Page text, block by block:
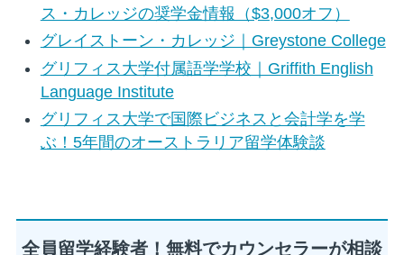
ス・カレッジの奨学金情報（$3,000オフ）
グレイストーン・カレッジ｜Greystone College
グリフィス大学付属語学学校｜Griffith English
Language Institute
グリフィス大学で国際ビジネスと会計学を学
ぶ！5年間のオーストラリア留学体験談
全員留学経験者！無料でカウンセラーが相談